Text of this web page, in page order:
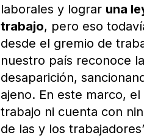
laborales y lograr una
trabajo, pero eso
desde el gremio de
nuestro país reconoce
desaparición,
ajeno. En este marco,
trabajo ni cuenta con
de las y los